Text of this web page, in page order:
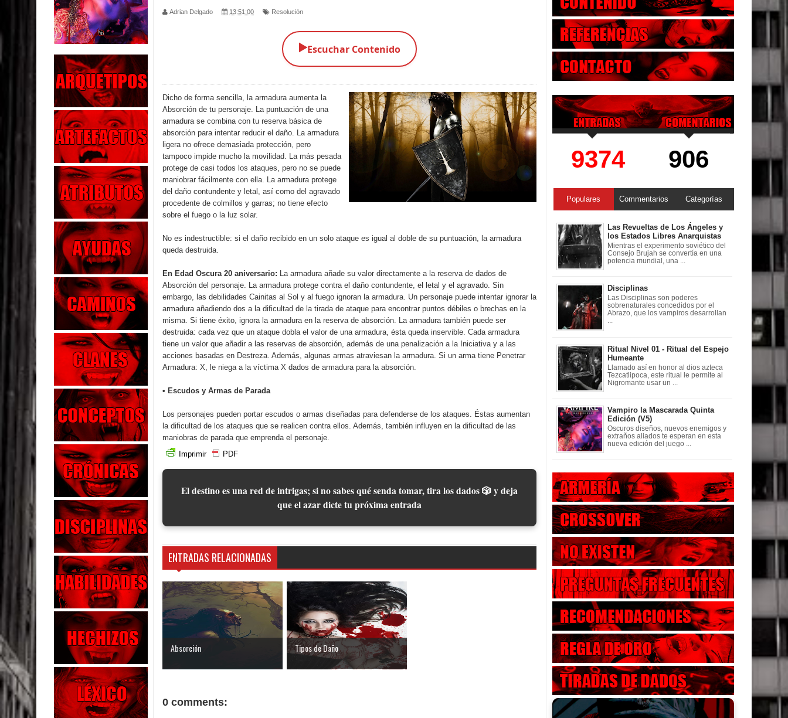
Parte 02: Los Muertos Gobiernan a los Vivos
Parte 01: Escondido a Plena Luz
Parte 02: El Enemigo de mi Enemigo
Parte 06: Coletazos
Parte 05: Los Horrores del Infierno
Parte 04: Oídos Sordos
Parte 03: La Traición
Parte 02: Vuelve el Hijo Prodigo
Parte 03: Reflexiones
Adrian Delgado 13:51:00 Resolución
▶️Escuchar Contenido
Dicho de forma sencilla, la armadura aumenta la
Absorción de tu personaje. La puntuación de una
armadura se combina con tu reserva básica de
absorción para intentar reducir el daño. La armadura
ligera no ofrece demasiada protección, pero
tampoco impide mucho la movilidad. La más pesada
protege de casi todos los ataques, pero no se puede
maniobrar fácilmente con ella. La armadura protege
del daño contundente y letal, así como del agravado
procedente de colmillos y garras; no tiene efecto
sobre el fuego o la luz solar.
No es indestructible: si el daño recibido en un solo ataque es igual al doble de su puntuación, la armadura
queda destruida.
En Edad Oscura 20 aniversario: La armadura añade su valor directamente a la reserva de dados de
Absorción del personaje. La armadura protege contra el daño contundente, el letal y el agravado. Sin
embargo, las debilidades Cainitas al Sol y al fuego ignoran la armadura. Un personaje puede intentar ignorar la
armadura añadiendo dos a la dificultad de la tirada de ataque para encontrar puntos débiles o brechas en la
misma. Si tiene éxito, ignora la armadura en la reserva de absorción. La armadura también puede ser
destruida: cada vez que un ataque dobla el valor de una armadura, ésta queda inservible. Cada armadura
tiene un valor que añadir a las reservas de absorción, además de una penalización a la Iniciativa y a las
acciones basadas en Destreza. Además, algunas armas atraviesan la armadura. Si un arma tiene Penetrar
Armadura: X, le niega a la víctima X dados de armadura para la absorción.
• Escudos y Armas de Parada
Los personajes pueden portar escudos o armas diseñadas para defenderse de los ataques. Éstas aumentan
la dificultad de los ataques que se realicen contra ellos. Además, también influyen en la dificultad de las
maniobras de parada que emprenda el personaje.
Imprimir
PDF
El destino es una red de intrigas; si no sabes qué senda tomar, tira los dados 🎲 y deja
que el azar dicte tu próxima entrada
ENTRADAS RELACIONADAS
Absorción Tipos de Daño
0 comments:
9374 906
Populares Commentarios Categorías
Las Revueltas de Los Ángeles y
los Estados Libres Anarquistas
Mientras el experimento soviético del
Consejo Brujah se convertía en una
potencia mundial, una ...
Disciplinas
Las Disciplinas son poderes
sobrenaturales concedidos por el
Abrazo, que los vampiros desarrollan
Ritual Nivel 01 - Ritual del Espejo
Humeante
Llamado así en honor al dios azteca
Tezcatlipoca, este ritual le permite al
Nigromante usar un ...
Vampiro la Mascarada Quinta
Edición (V5)
Oscuros diseños, nuevos enemigos y
extraños aliados te esperan en esta
nueva edición del juego ...